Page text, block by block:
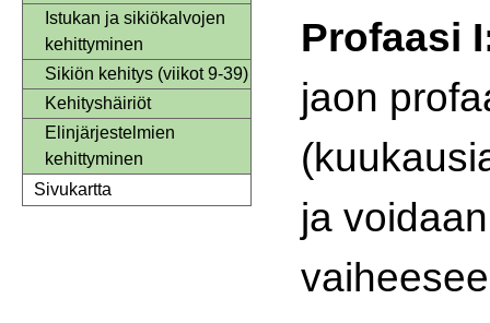
Istukan ja sikiökalvojen
kehittyminen
Sikiön kehitys (viikot 9-39)
Kehityshäiriöt
Elinjärjestelmien
kehittyminen
Sivukartta
Profaasi
jaon
ja